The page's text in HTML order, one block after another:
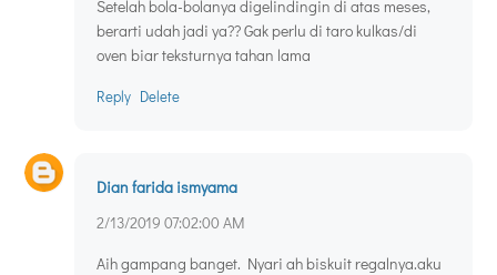
Setelah bola-bolanya digelindingin di atas meses,
berarti udah jadi ya?? Gak perlu di taro kulkas/di
oven biar teksturnya tahan lama
Reply Delete
Dian farida ismyama
2/13/2019 07:02:00 AM
Aih gampang banget. Nyari ah biskuit regalnya.aku